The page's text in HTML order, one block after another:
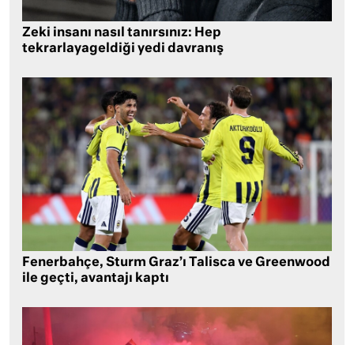
Zeki insanı nasıl tanırsınız: Hep
tekrarlayageldiği yedi davranış
Fenerbahçe, Sturm Graz’ı Talisca ve Greenwood
ile geçti, avantajı kaptı